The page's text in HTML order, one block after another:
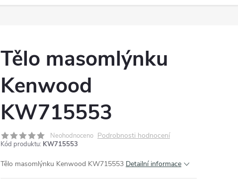
Tělo masomlýnku
Kenwood
KW715553
Neohodnoceno Podrobnosti hodnocení
Kód produktu: KW715553
Tělo masomlýnku Kenwood KW715553 Detailní informace